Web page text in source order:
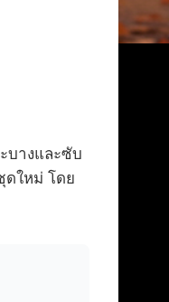
บางและซับ
ดใหม่ โดย